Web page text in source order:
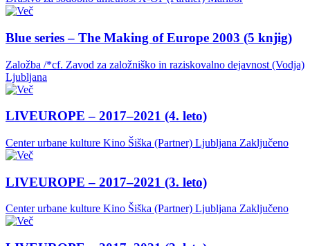
Blue series – The Making of Europe 2003 (5 knjig)
Založba /*cf. Zavod za založniško in raziskovalno dejavnost (Vodja)
Ljubljana
LIVEUROPE – 2017–2021 (4. leto)
Center urbane kulture Kino Šiška (Partner) Ljubljana Zaključeno
LIVEUROPE – 2017–2021 (3. leto)
Center urbane kulture Kino Šiška (Partner) Ljubljana Zaključeno